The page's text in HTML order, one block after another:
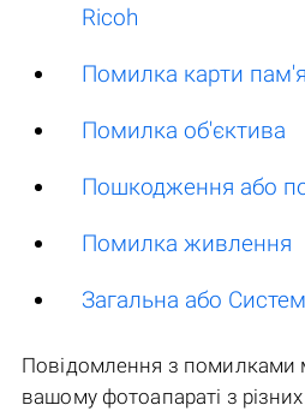
Ricoh
Помилка карти
Помилка об'єктива
Пошкодження або
Помилка живлення
Загальна або
Повідомлення з помилками
вашому фотоапараті з